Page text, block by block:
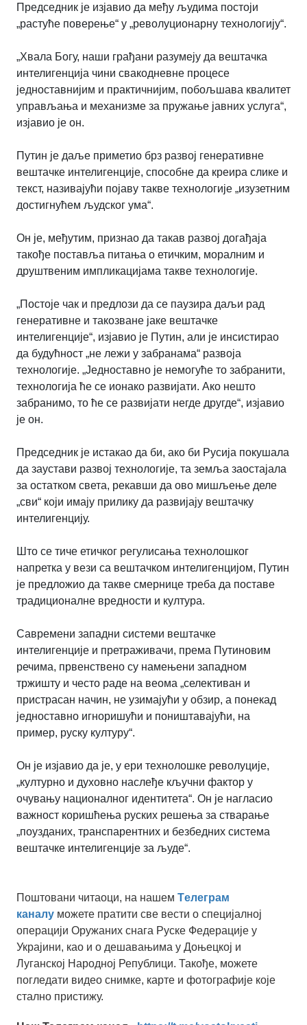
Председник је изјавио да међу људима постоји
„растуће поверење“ у „револуционарну технологију“.
„Хвала Богу, наши грађани разумеју да вештачка
интелигенција чини свакодневне процесе
једноставнијим и практичнијим, побољшава квалитет
управљања и механизме за пружање јавних услуга“,
изјавио је он.
Путин је даље приметио брз развој генеративне
вештачке интелигенције, способне да креира слике и
текст, називајући појаву такве технологије „изузетним
достигнућем људског ума“.
Он је, међутим, признао да такав развој догађаја
такође поставља питања о етичким, моралним и
друштвеним импликацијама такве технологије.
„Постоје чак и предлози да се паузира даљи рад
генеративне и такозване јаке вештачке
интелигенције“, изјавио је Путин, али је инсистирао
да будућност „не лежи у забранама“ развоја
технологије. „Једноставно је немогуће то забранити,
технологија ће се ионако развијати. Ако нешто
забранимо, то ће се развијати негде другде“, изјавио
је он.
Председник је истакао да би, ако би Русија покушала
да заустави развој технологије, та земља заостајала
за остатком света, рекавши да ово мишљење деле
„сви“ који имају прилику да развијају вештачку
интелигенцију.
Што се тиче етичког регулисања технолошког
напретка у вези са вештачком интелигенцијом, Путин
је предложио да такве смернице треба да поставе
традиционалне вредности и култура.
Савремени западни системи вештачке
интелигенције и претраживачи, према Путиновим
речима, првенствено су намењени западном
тржишту и често раде на веома „селективан и
пристрасан начин, не узимајући у обзир, а понекад
једноставно игноришући и поништавајући, на
пример, руску културу“.
Он је изјавио да је, у ери технолошке револуције,
„културно и духовно наслеђе кључни фактор у
очувању националног идентитета“. Он је нагласио
важност коришћења руских решења за стварање
„поузданих, транспарентних и безбедних система
вештачке интелигенције за људе“.
Поштовани читаоци, на нашем Tелеграм
каналу можете пратити све вести о специјалној
операцији Оружаних снага Руске Федерације у
Украјини, као и о дешавањима у Доњецкој и
Луганској Народној Републици. Такође, можете
погледати видео снимке, карте и фотографије које
стално пристижу.